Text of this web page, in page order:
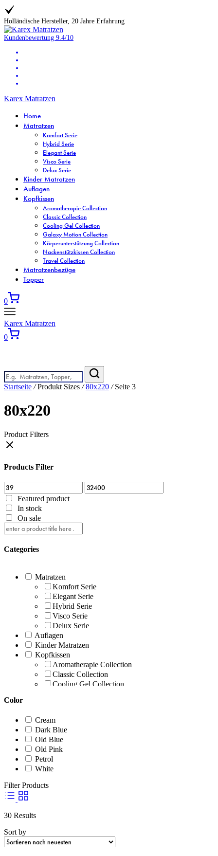
Holländische Hersteller, 20 Jahre Erfahrung
Kundenbewertung 9.4/10
Karex Matratzen
Home
Matratzen
Komfort Serie
Hybrid Serie
Elegant Serie
Visco Serie
Delux Serie
Kinder Matratzen
Auflagen
Kopfkissen
Aromatherapie Collection
Classic Collection
Cooling Gel Collection
Galaxy Motion Collection
Körperunterstützung Collection
Nackenstützkissen Collection
Travel Collection
Matratzenbezüge
Topper
0
Karex Matratzen
0
Startseite /Produkt Sizes / 80x220 /Seite 3
80x220
Product Filters
Products Filter
Featured product
In stock
On sale
Categories
Matratzen
Komfort Serie
Elegant Serie
Hybrid Serie
Visco Serie
Delux Serie
Auflagen
Kinder Matratzen
Kopfkissen
Aromatherapie Collection
Classic Collection
Cooling Gel Collection
Travel Collection
Matratzenbezüge
Topper
Color
Cream
Dark Blue
Old Blue
Old Pink
Petrol
White
Filter Products
30 Results
Sort by